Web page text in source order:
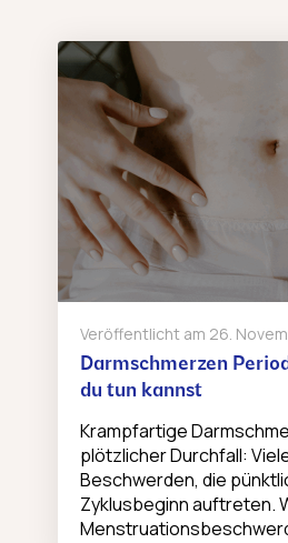
Veröffentlicht am 26.
Darmschmerzen
du tun kannst
Krampfartige
plötzlicher Durchfall:
Beschwerden, die
Zyklusbeginn auftreten.